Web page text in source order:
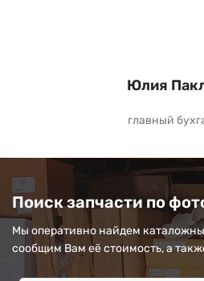
Юлия
главный
Поиск запчасти по
Мы оперативно найдем
сообщим Вам её стоимость, а